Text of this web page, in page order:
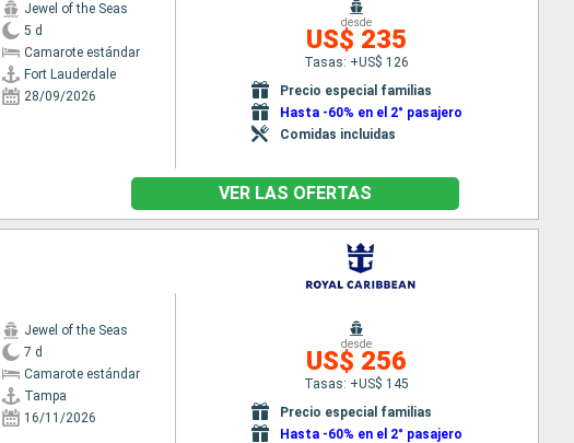
Jewel of the Seas
5 d
Camarote estándar
Fort Lauderdale
28/09/2026
desde
US$ 235
Tasas: +US$ 126
Precio especial familias
Hasta -60% en el 2° pasajero
Comidas incluidas
VER LAS OFERTAS
Jewel of the Seas
7 d
Camarote estándar
Tampa
16/11/2026
desde
US$ 256
Tasas: +US$ 145
Precio especial familias
Hasta -60% en el 2° pasajero